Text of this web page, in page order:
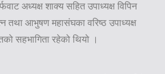
अध्यक्ष शाक्य सहित उपाध्यक्ष विपिन
तथा आभुषण महासंघका वरिष्ठ उपाध्यक्ष
सहभागिता रहेको थियो ।